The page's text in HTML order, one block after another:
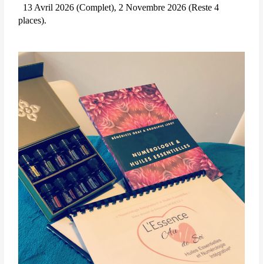
13 Avril 2026 (Complet), 2 Novembre 2026 (Reste 4
places).